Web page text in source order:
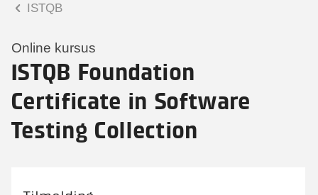
ISTQB
Online kursus
ISTQB Foundation
Certificate in Software
Testing Collection